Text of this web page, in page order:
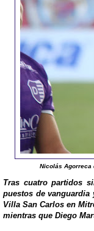
Nicolás Agorreca
Tras cuatro partidos
puestos de vanguardia
Villa San Carlos en
mientras que Diego